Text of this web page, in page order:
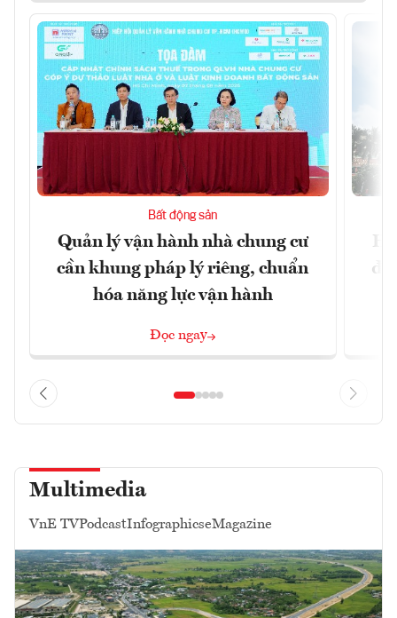
Bất động sản
Quản lý vận hành nhà chung cư
cần khung pháp lý riêng, chuẩn
hóa năng lực vận hành
Đọc ngay
Multimedia
VnE TVPodcastInfographicseMagazine